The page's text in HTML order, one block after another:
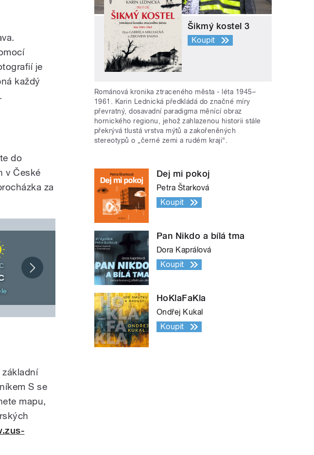
je
každý
do
v České
za
Zobrazit
S se
mapu,
Šikmý kostel 3
Koupit
Románová kronika ztraceného města - léta 1945–
1961. Karin Lednická předkládá do značné míry
převratný, dosavadní paradigma měnící obraz
hornického regionu, jehož zahlazenou historii stále
překrývá tlustá vrstva mýtů a zakořeněných
stereotypů o „černé zemi a rudém kraji“.
Dej mi pokoj
Petra Štarková
Koupit
Pan Nikdo a bílá tma
Dora Kaprálová
Koupit
HoKlaFaKla
Ondřej Kukal
Koupit